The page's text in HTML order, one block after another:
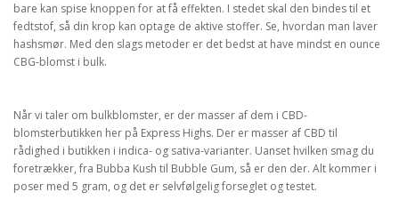
bare kan spise knoppen for at få effekten. I stedet skal den bindes til et
fedtstof, så din krop kan optage de aktive stoffer. Se, hvordan man laver
hashsmør. Med den slags metoder er det bedst at have mindst en ounce
CBG-blomst i bulk.
Når vi taler om bulkblomster, er der masser af dem i CBD-
blomsterbutikken her på Express Highs. Der er masser af CBD til
rådighed i butikken i indica- og sativa-varianter. Uanset hvilken smag du
foretrækker, fra Bubba Kush til Bubble Gum, så er den der. Alt kommer i
poser med 5 gram, og det er selvfølgelig forseglet og testet.